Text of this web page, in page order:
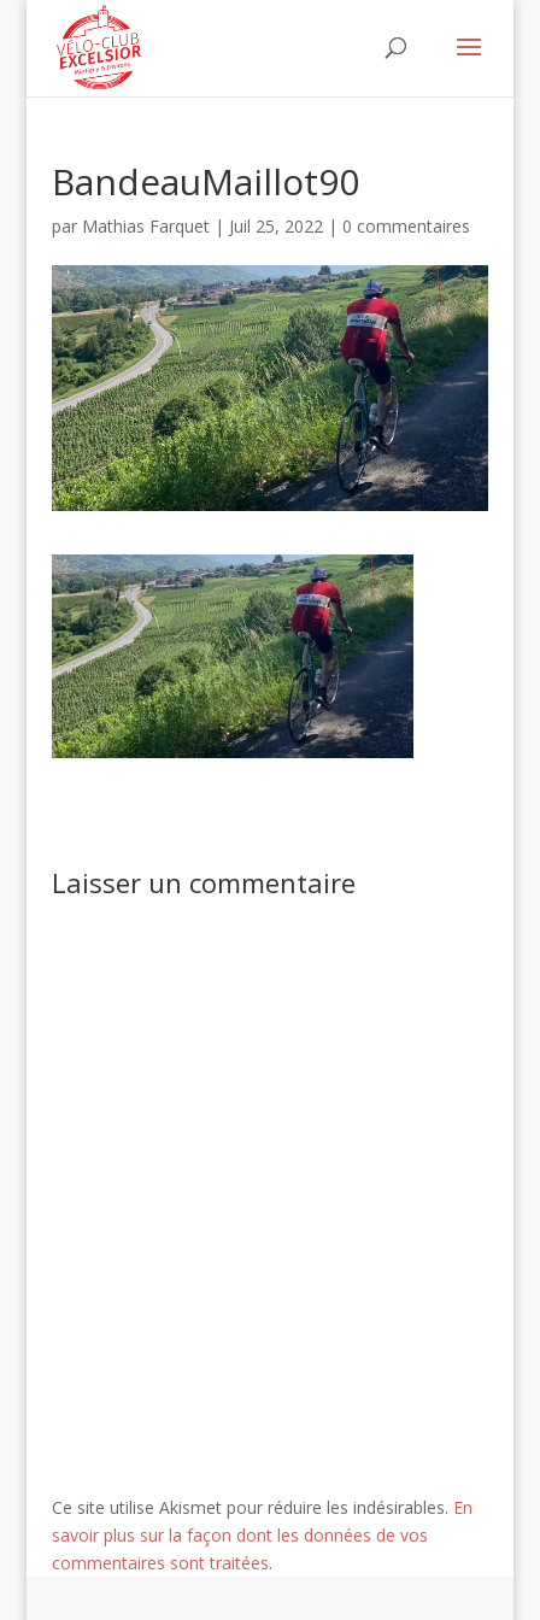
BandeauMaillot90
par Mathias Farquet| Juil 25, 2022| 0 commentaires
Laisser un commentaire
Ce site utilise Akismet pour réduire les indésirables. En
savoir plus sur la façon dont les données de vos
commentaires sont traitées.